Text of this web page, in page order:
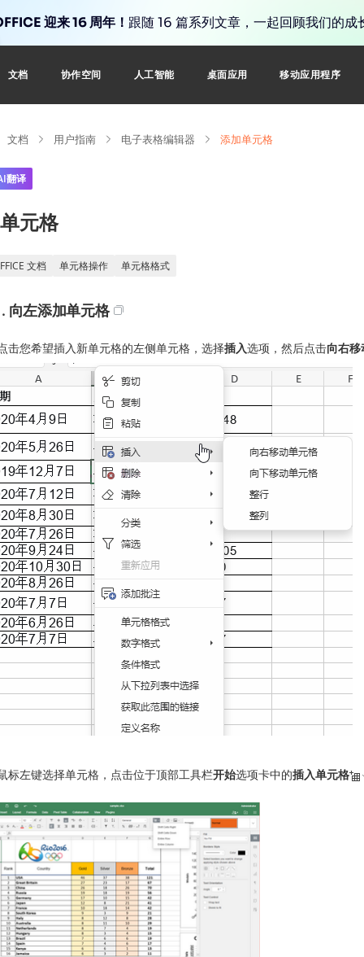
迎来 16 周年！ 跟随 16 篇系列文章，一起回顾我们的成
文档 协作空间 人工智能 桌面应用 移动应用程序
文档 用户指南 电子表格编辑器 添加单元格
翻译
元格
文档 单元格操作 单元格格式
向左添加单元格
击您希望插入新单元格的左侧单元格，选择插入选项，然后点击向右
标左键选择单元格，点击位于顶部工具栏开始选项卡中的插入单元格